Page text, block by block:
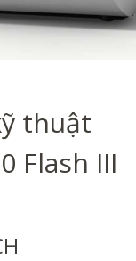
thuật
Flash III